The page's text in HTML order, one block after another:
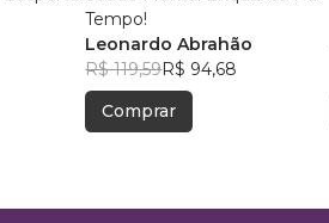
Tempo!
Leonardo Abrahão
R$ 119,59R$ 94,68
Comprar